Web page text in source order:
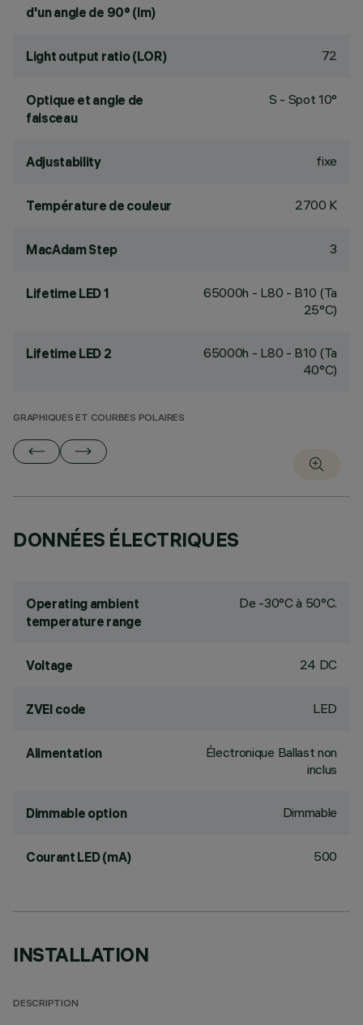
d'un angle de 90° (lm)
Light output ratio (LOR) 72
Optique et angle de
faisceau
S - Spot 10°
Adjustability fixe
Température de couleur 2700 K
MacAdam Step 3
Lifetime LED 1
65000h - L80 - B10 (Ta
25°C)
Lifetime LED 2
65000h - L80 - B10 (Ta
40°C)
GRAPHIQUES ET COURBES POLAIRES
DONNÉES ÉLECTRIQUES
Operating ambient
temperature range
De -30°C à 50°C.
Voltage 24 DC
ZVEI code LED
Alimentation
Électronique Ballast non
inclus
Dimmable option Dimmable
Courant LED (mA) 500
INSTALLATION
DESCRIPTION